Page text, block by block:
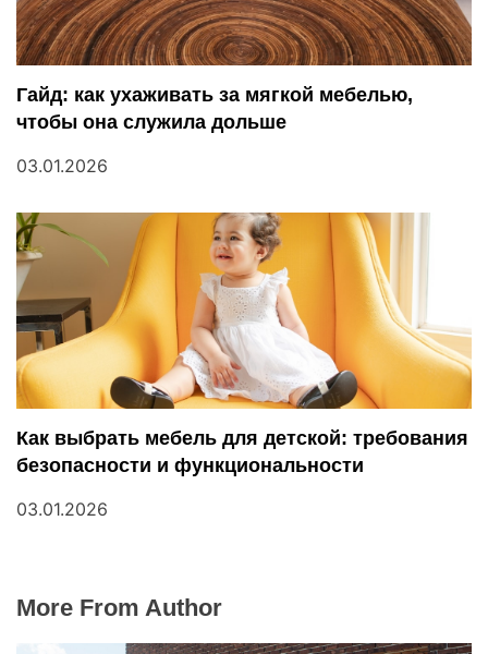
с
я
м
Гайд: как ухаживать за мягкой мебелью,
чтобы она служила дольше
03.01.2026
Как выбрать мебель для детской: требования
безопасности и функциональности
03.01.2026
More From Author